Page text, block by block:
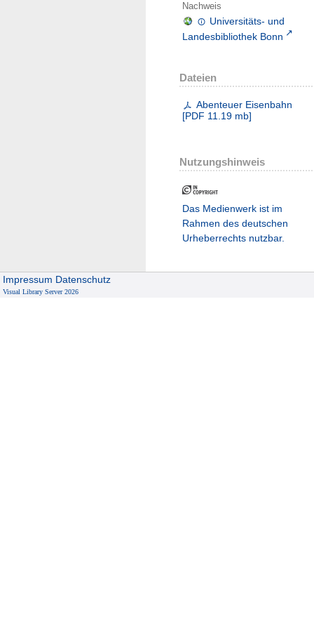
Nachweis
Universitäts- und
Landesbibliothek Bonn
Dateien
Abenteuer Eisenbahn
[PDF 11.19 mb]
Nutzungshinweis
Das Medienwerk ist im
Rahmen des deutschen
Urheberrechts nutzbar.
Impressum Datenschutz
Visual Library Server 2026